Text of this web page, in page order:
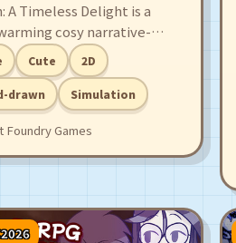
A Timeless Delight is a
cosy narrative-
management
rediscovering lost
and reviving the
restaurant.
Cute 2D
drawn Simulation
Foundry Games